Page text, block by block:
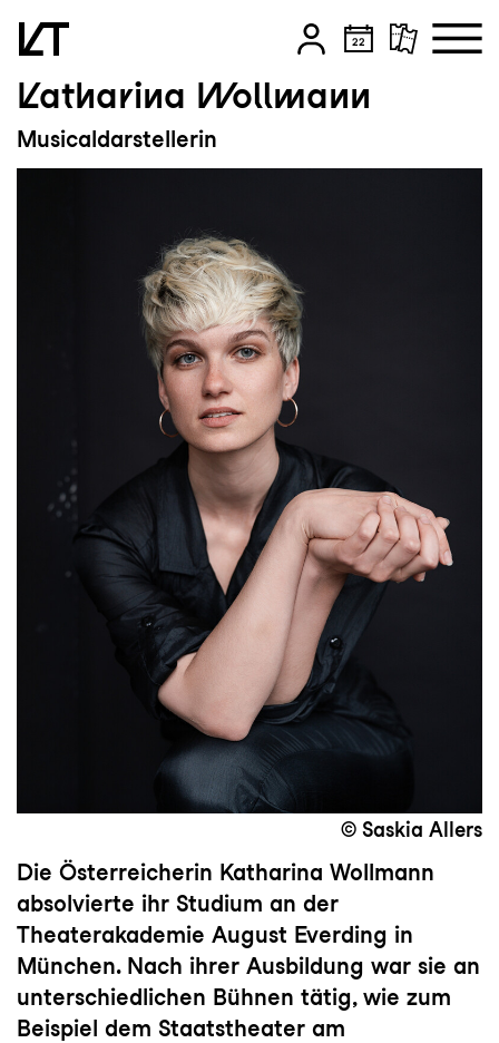
Zum Hauptinhalt springen
Zum Footer springen
Katharina Wollmann
Musicaldarstellerin
© Saskia Allers
Die Österreicherin Katharina Wollmann
absolvierte ihr Studium an der
Theaterakademie August Everding in
München. Nach ihrer Ausbildung war sie an
unterschiedlichen Bühnen tätig, wie zum
Beispiel dem Staatstheater am